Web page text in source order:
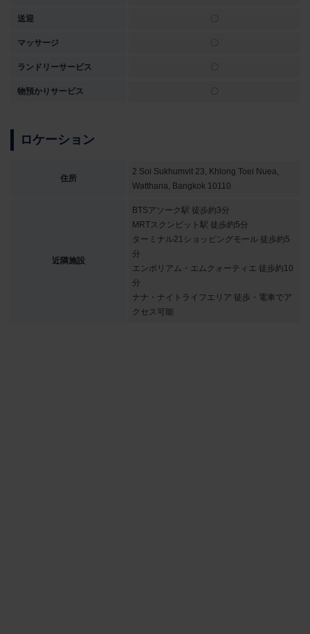
送迎 〇
マッサージ 〇
ランドリーサービス 〇
物預かりサービス 〇
ロケーション
住所
2 Soi Sukhumvit 23, Khlong Toei Nuea,
Watthana, Bangkok 10110
近隣施設
BTSアソーク駅 徒歩約3分
MRTスクンビット駅 徒歩約5分
ターミナル21ショッピングモール 徒歩約5
分
エンポリアム・エムクォーティエ 徒歩約10
分
ナナ・ナイトライフエリア 徒歩・電車でア
クセス可能